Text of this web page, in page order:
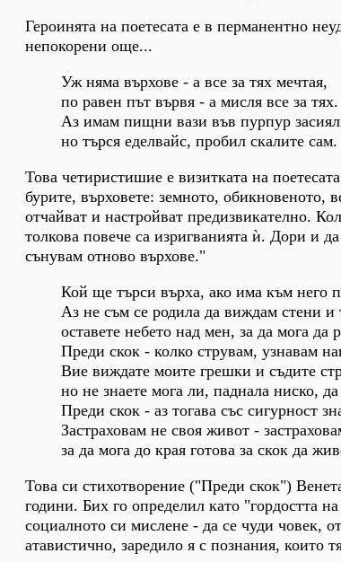
Героинята на поетесата е в перманентно
непокорени още...
Уж няма върхове - а все за тях мечтая,
по равен път вървя - а мисля все за тях.
Аз имам пищни вази във пурпур
но търся еделвайс, пробил скалите сам.
Това четиристишие е визитката на
бурите, върховете: земното, обикновеното,
отчайват и настройват предизвикателно.
толкова повече са изригванията ѝ. Дори и
сънувам отново върхове."
Кой ще търси върха, ако има към него
Аз не съм се родила да виждам стени и
оставете небето над мен, за да мога да
Преди скок - колко струвам, узнавам
Вие виждате моите грешки и съдите
но не знаете мога ли, паднала ниско, да
Преди скок - аз тогава със сигурност
Застраховам не своя живот -
за да мога до края готова за скок да
Това си стихотворение ("Преди скок")
години. Бих го определил като "гордостта
социалното си мислене - да се чуди човек,
атавистично, заредило я с познания, които